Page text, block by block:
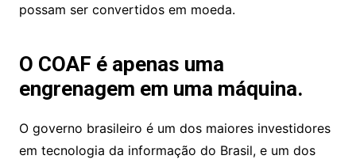
possam ser convertidos em moeda.
O COAF é apenas uma
engrenagem em uma máquina.
O governo brasileiro é um dos maiores investidores
em tecnologia da informação do Brasil, e um dos